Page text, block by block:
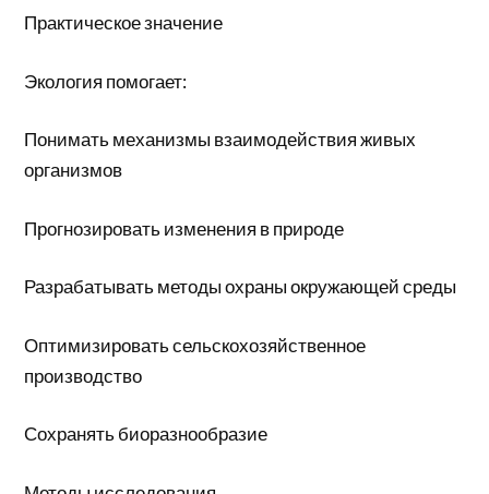
Практическое значение
Экология помогает:
Понимать механизмы взаимодействия живых
организмов
Прогнозировать изменения в природе
Разрабатывать методы охраны окружающей среды
Оптимизировать сельскохозяйственное
производство
Сохранять биоразнообразие